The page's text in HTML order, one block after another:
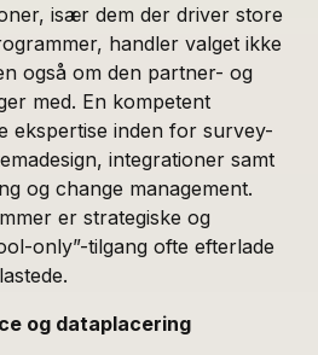
især dem der driver store
handler valget ikke
også om den partner- og
med. En kompetent
ekspertise inden for survey-
integrationer samt
og change management.
er strategiske og
only”-tilgang ofte efterlade
og dataplacering